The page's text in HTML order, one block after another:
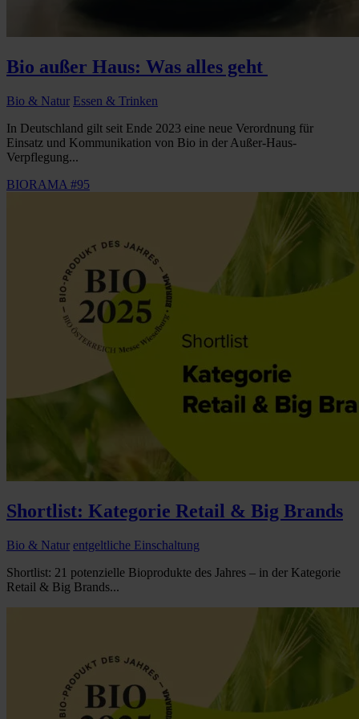
Bio außer Haus: Was alles geht
Bio & Natur Essen & Trinken
In Deutschland gilt seit Ende 2023 eine neue Verordnung für
Einsatz und Kommunikation von Bio in der Außer-Haus-
Verpflegung...
BIORAMA #95
Shortlist: Kategorie Retail & Big Brands
Bio & Natur entgeltliche Einschaltung
Shortlist: 21 potenzielle Bioprodukte des Jahres – in der Kategorie
Retail & Big Brands...